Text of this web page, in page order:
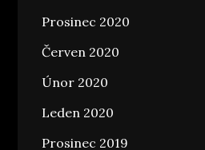
Prosinec 2020
Červen 2020
Únor 2020
Leden 2020
Prosinec 2019